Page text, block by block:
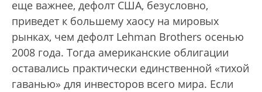
еще важнее, дефолт США, безусловно,
приведет к большему хаосу на мировых
рынках, чем дефолт Lehman Brothers осенью
2008 года. Тогда американские облигации
оставались практически единственной «тихой
гаванью» для инвесторов всего мира. Если